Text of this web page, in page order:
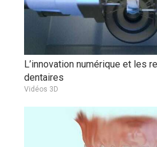
L’innovation numérique et les
dentaires
Vidéos 3D